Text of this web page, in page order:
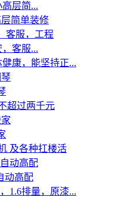
层简...
简单装修
客服...
康，能坚持正...
超过两千元
及各种扛楼活
动高配
1.6排量，原漆...